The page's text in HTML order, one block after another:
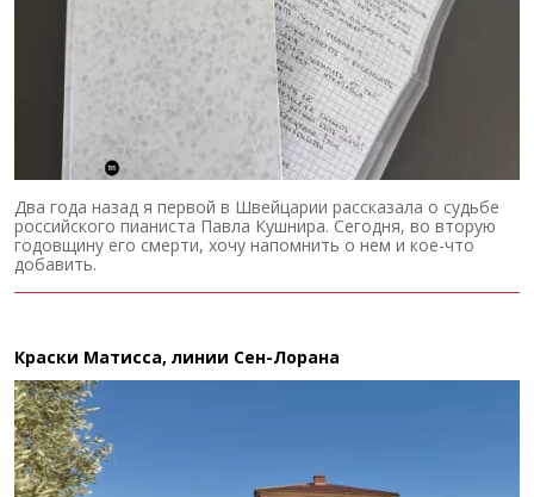
Два года назад я первой в Швейцарии рассказала о судьбе
российского пианиста Павла Кушнира. Сегодня, во вторую
годовщину его смерти, хочу напомнить о нем и кое-что
добавить.
Краски Матисса, линии Сен-Лорана